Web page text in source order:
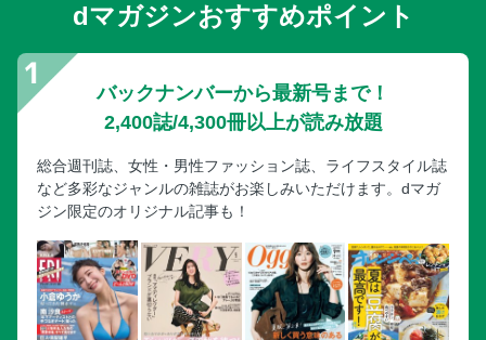
dマガジンおすすめポイント
バックナンバーから最新号まで！
2,400誌/4,300冊以上が読み放題
総合週刊誌、女性・男性ファッション誌、ライフスタイル誌
など多彩なジャンルの雑誌がお楽しみいただけます。dマガ
ジン限定のオリジナル記事も！